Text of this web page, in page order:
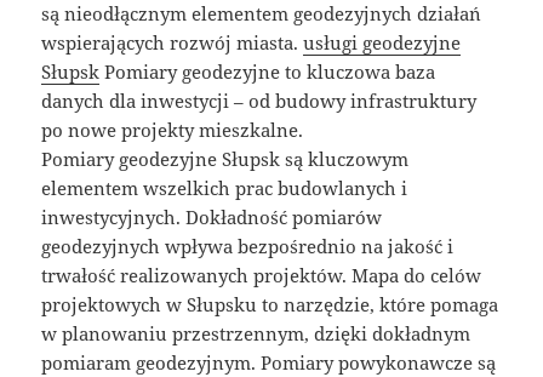
są nieodłącznym elementem geodezyjnych działań
wspierających rozwój miasta.usługi geodezyjne
Słupsk Pomiary geodezyjne to kluczowa baza
danych dla inwestycji – od budowy infrastruktury
po nowe projekty mieszkalne.
Pomiary geodezyjne Słupsk są kluczowym
elementem wszelkich prac budowlanych i
inwestycyjnych. Dokładność pomiarów
geodezyjnych wpływa bezpośrednio na jakość i
trwałość realizowanych projektów. Mapa do celów
projektowych w Słupsku to narzędzie, które pomaga
w planowaniu przestrzennym, dzięki dokładnym
pomiaram geodezyjnym. Pomiary powykonawcze są